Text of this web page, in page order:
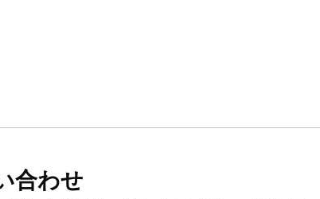
合わせ